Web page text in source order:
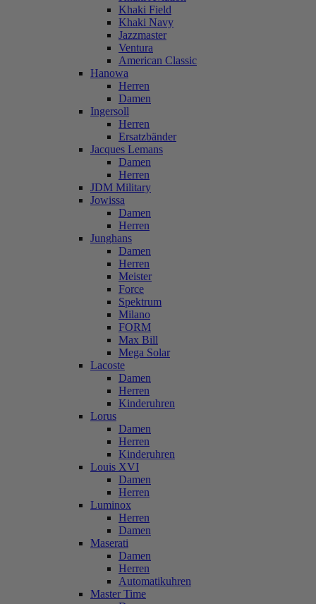
Khaki Field
Khaki Navy
Jazzmaster
Ventura
American Classic
Hanowa
Herren
Damen
Ingersoll
Herren
Ersatzbänder
Jacques Lemans
Damen
Herren
JDM Military
Jowissa
Damen
Herren
Junghans
Damen
Herren
Meister
Force
Spektrum
Milano
FORM
Max Bill
Mega Solar
Lacoste
Damen
Herren
Kinderuhren
Lorus
Damen
Herren
Kinderuhren
Louis XVI
Damen
Herren
Luminox
Herren
Damen
Maserati
Damen
Herren
Automatikuhren
Master Time